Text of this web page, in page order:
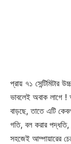
প্রায় ৭১ সেন্টিমিটার
ভাবলেই অবাক লাগে !
বাড়ছে, তাতে এটি
গতি, বল করার পদ্ধতি,
সহজেই আম্পায়ারের